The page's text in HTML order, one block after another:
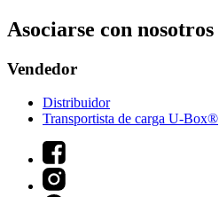
Asociarse con nosotros
Vendedor
Distribuidor
Transportista de carga U-Box®